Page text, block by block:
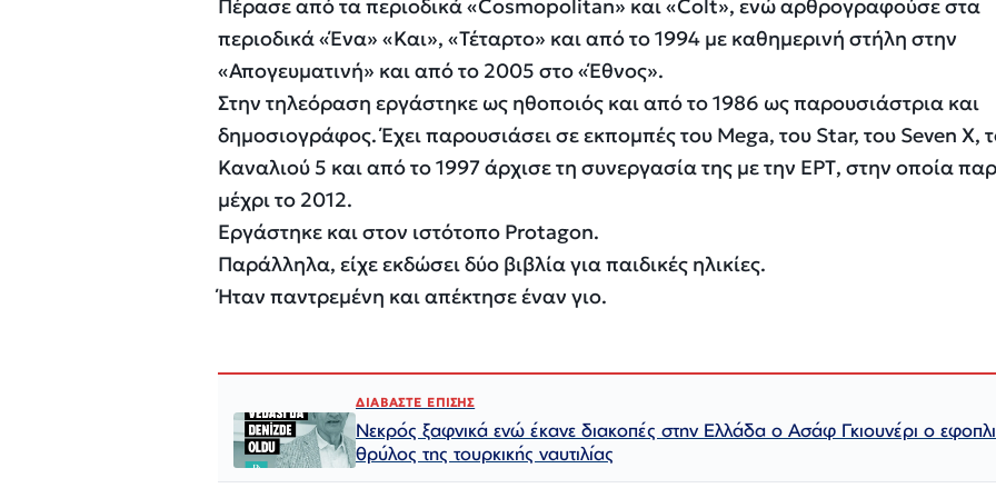
Πέρασε από τα περιοδικά «Cosmopolitan» και «Colt», ενώ αρθρογραφούσε στα
περιοδικά «Ένα» «Και», «Τέταρτο» και από το 1994 με καθημερινή στήλη στην
«Απογευματινή» και από το 2005 στο «Έθνος».
Στην τηλεόραση εργάστηκε ως ηθοποιός και από το 1986 ως παρουσιάστρια και
δημοσιογράφος. Έχει παρουσιάσει σε εκπομπές του Μega, του Star, του Seven Χ,
Καναλιού 5 και από το 1997 άρχισε τη συνεργασία της με την ΕΡΤ, στην οποία
μέχρι το 2012.
Εργάστηκε και στον ιστότοπο Protagon.
Παράλληλα, είχε εκδώσει δύο βιβλία για παιδικές ηλικίες.
Ήταν παντρεμένη και απέκτησε έναν γιο.
ΔΙΑΒΑΣΤΕ ΕΠΙΣΗΣ
Νεκρός ξαφνικά ενώ έκανε διακοπές στην Ελλάδα ο Ασάφ Γκιουνέρι ο
θρύλος της τουρκικής ναυτιλίας